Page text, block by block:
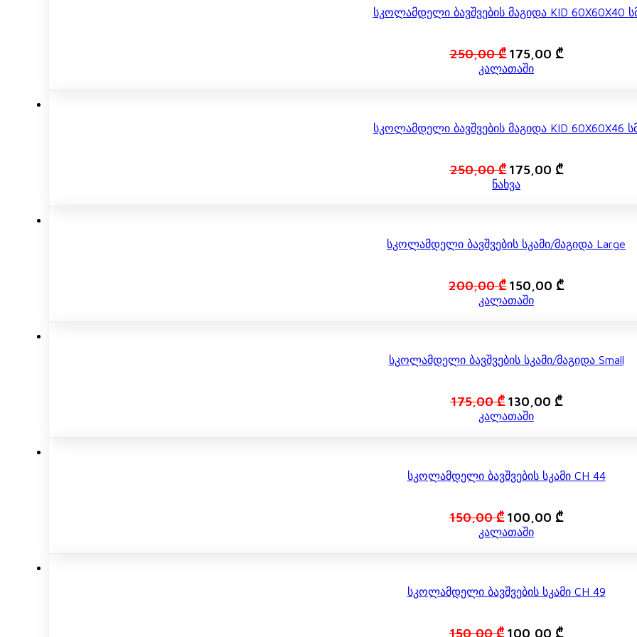
Სკოლამდელი Ბავშვების Მაგიდა KID 60X60X40
250,00₾ Original
price
was:
175,00 ₾Current
კალათაში
Სკოლამდელი Ბავშვების Მაგიდა KID 60X60X46
250,00₾ Original
price
was:
175,00 ₾Current
ნახვა
Სკოლამდელი Ბავშვების Სკამი/მაგიდა Large
200,00₾ Original
price
was:
150,00 ₾Current
კალათაში
Სკოლამდელი Ბავშვების Სკამი/მაგიდა Small
175,00₾ Original
price
was:
130,00 ₾Current
კალათაში
Სკოლამდელი Ბავშვების Სკამი CH 44
150,00₾ Original
price
was:
100,00 ₾Current
კალათაში
Სკოლამდელი Ბავშვების Სკამი CH 49
150,00₾ Original
100,00 ₾Current